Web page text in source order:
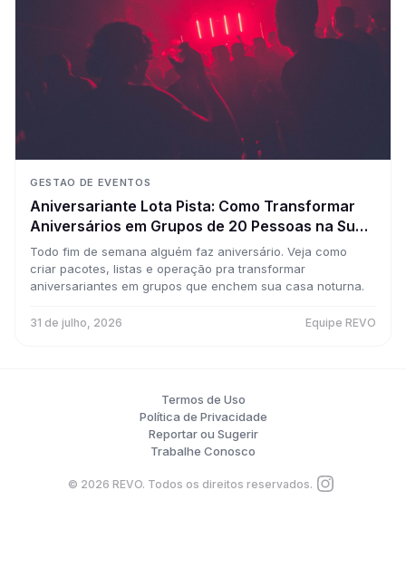
GESTAO DE EVENTOS
Aniversariante Lota Pista: Como Transformar
Aniversários em Grupos de 20 Pessoas na Sua
Casa Toda Semana
Todo fim de semana alguém faz aniversário. Veja como
criar pacotes, listas e operação pra transformar
aniversariantes em grupos que enchem sua casa noturna.
31 de julho, 2026 Equipe REVO
Termos de Uso
Política de Privacidade
Reportar ou Sugerir
Trabalhe Conosco
© 2026 REVO. Todos os direitos reservados.